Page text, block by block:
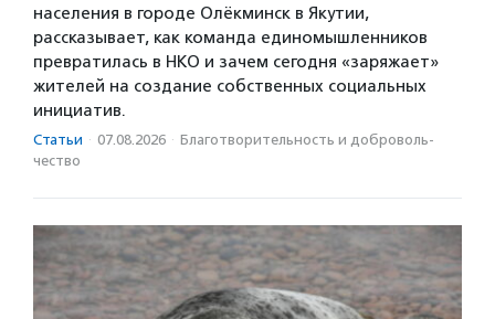
населения в городе Олёкминск в Якутии,
рассказывает, как команда единомышленников
превратилась в НКО и зачем сегодня «заряжает»
жителей на создание собственных социальных
инициатив.
Статьи · 07.08.2026 · Благотвори­тель­ность и доброволь­
чест­во